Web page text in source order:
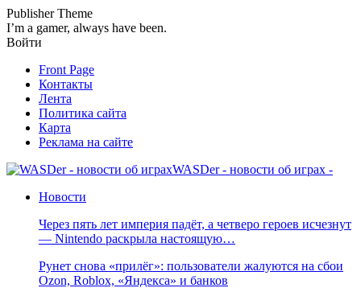
Publisher Theme
I’m a gamer, always have been.
Войти
Front Page
Контакты
Лента
Политика сайта
Карта
Реклама на сайте
WASDer - новости об играх -
Новости
Через пять лет империя падёт, а четверо героев исчезнут
— Nintendo раскрыла настоящую…
Рунет снова «прилёг»: пользователи жалуются на сбои
Ozon, Roblox, «Яндекса» и банков